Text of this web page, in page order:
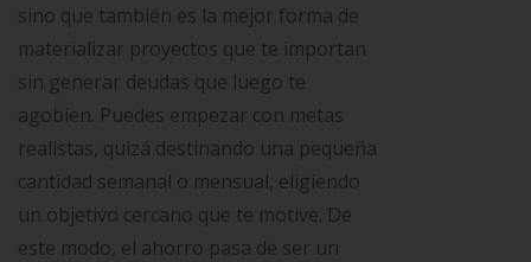
sino que también es la mejor forma de
materializar proyectos que te importan
sin generar deudas que luego te
agobien. Puedes empezar con metas
realistas, quizá destinando una pequeña
cantidad semanal o mensual, eligiendo
un objetivo cercano que te motive. De
este modo, el ahorro pasa de ser un